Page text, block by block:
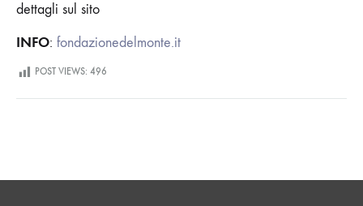
dettagli sul sito
INFO: fondazionedelmonte.it
POST VIEWS: 496